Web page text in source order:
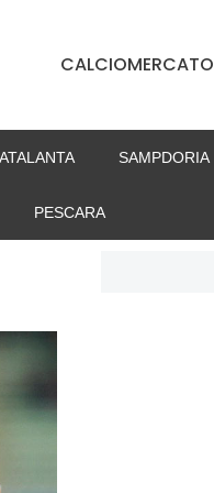
CALCIOMERCATO
SAMPDORIA
PESCARA